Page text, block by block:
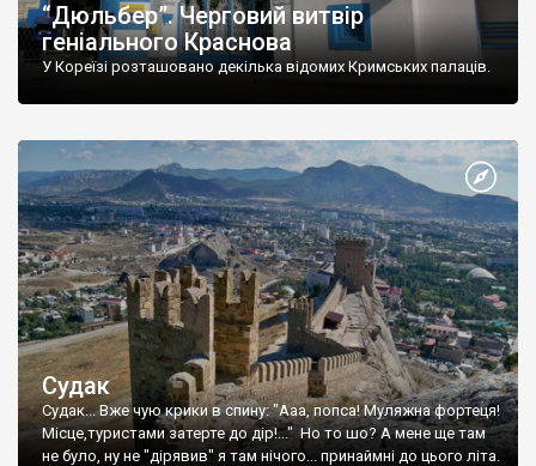
“Дюльбер”. Черговий витвір
геніального Краснова
У Кореїзі розташовано декілька відомих Кримських палаців.
Судак
Судак... Вже чую крики в спину: "Ааа, попса! Муляжна фортеця!
Місце,туристами затерте до дір!..." Но то шо? А мене ще там
не було, ну не "дірявив" я там нічого... принаймні до цього літа.